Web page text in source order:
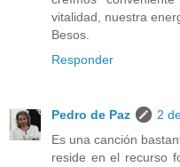
vitalidad, nuestra
Besos.
Responder
Pedro de Paz
2
Es una canción
reside en el recurso